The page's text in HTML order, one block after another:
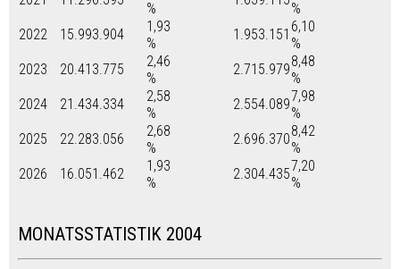
%
%
2022
15.993.904
1,93
%
1.953.151 6,10
%
2023
20.413.775
2,46
%
2.715.9798,48
%
2024
21.434.334
2,58
%
2.554.0897,98
%
2025
22.283.056
2,68
%
2.696.3708,42
%
2026
16.051.462
1,93
%
2.304.4357,20
%
MONATSSTATISTIK 2004